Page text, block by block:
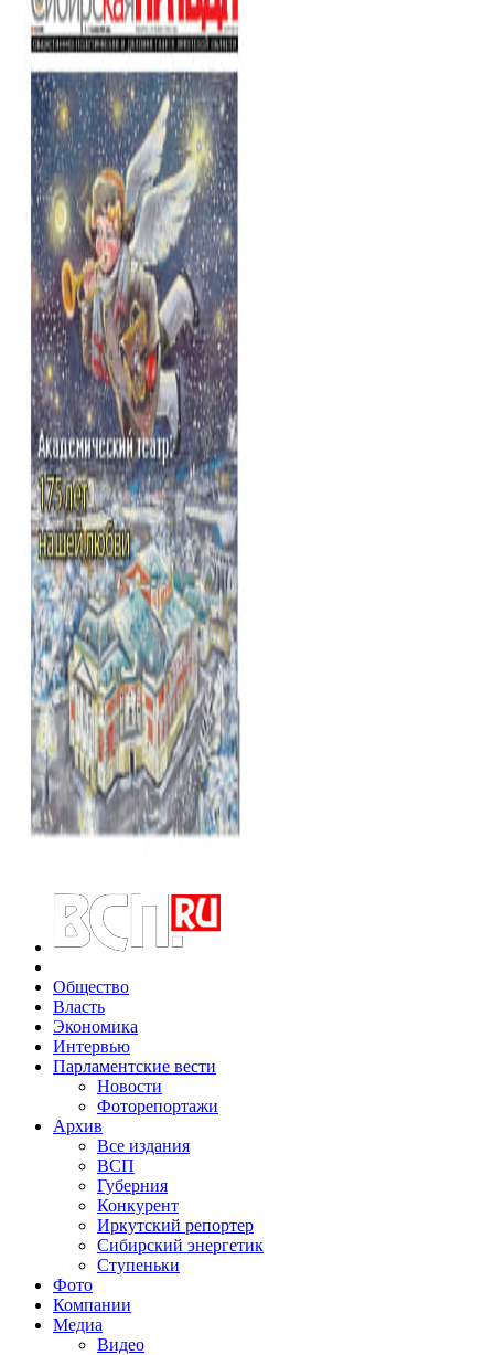
Общество
Власть
Экономика
Интервью
Парламентские вести
Новости
Фоторепортажи
Архив
Все издания
ВСП
Губерния
Конкурент
Иркутский репортер
Сибирский энергетик
Ступеньки
Фото
Компании
Медиа
Видео